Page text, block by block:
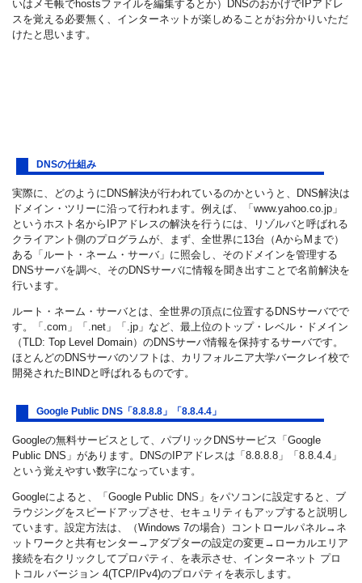
いはメモ帳でhostsファイルを編集するとか）DNSのおかげでIPアドレ
スを覚える必要無く、インターネットが楽しめることがお分かりいただ
けたと思います。
DNSの仕組み
実際に、どのようにDNS解決が行われているのかというと、DNS解決は
ドメイン・ツリーに沿って行われます。例えば、「www.yahoo.co.jp」
というホスト名からIPアドレスの解決を行うには、リゾルバと呼ばれる
クライアント側のプログラムが、まず、全世界に13台（AからMまで）
ある「ルート・ネーム・サーバ」に照会し、そのドメインを管理する
DNSサーバを調べ、そのDNSサーバに情報を聞き出すことで名前解決を
行います。
ルート・ネーム・サーバとは、全世界の頂点に位置するDNSサーバでで
す。「.com」「.net」「.jp」など、最上位のトップ・レベル・ドメイン
（TLD: Top Level Domain）のDNSサーバ情報を保持するサーバです。
ほとんどのDNSサーバのソフトは、カリフォルニア大学バークレイ校で
開発されたBINDと呼ばれるものです。
Google Public DNS「8.8.8.8」「8.8.4.4」
Googleの無料サービスとして、パブリックDNSサービス「Google
Public DNS」があります。DNSのIPアドレスは「8.8.8.8」「8.8.4.4」
という覚えやすい数字になっています。
Googleによると、「Google Public DNS」をパソコンに設定すると、ブ
ラウジングをスピードアップさせ、セキュリティもアップすると説明し
ています。設定方法は、（Windows 7の場合）コントロールパネル→ネ
ットワークと共有センター→アダプターの設定の変更→ローカルエリア
接続を右クリックしてプロパティ、を表示させ、インターネット プロ
トコル バージョン 4(TCP/IPv4)のプロパティを表示します。